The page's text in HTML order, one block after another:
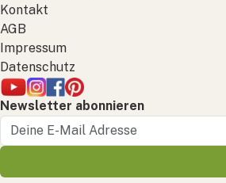
Kontakt
AGB
Impressum
Datenschutz
Newsletter abonnieren